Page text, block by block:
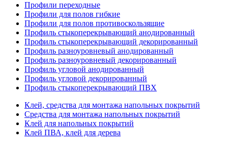
Профили переходные
Профили для полов гибкие
Профили для полов противоскользящие
Профиль стыкоперекрывающий анодированный
Профиль стыкоперекрывающий декорированный
Профиль разноуровневый анодированный
Профиль разноуровневый декорированный
Профиль угловой анодированный
Профиль угловой декорированный
Профиль стыкоперекрывающий ПВХ
Клей, средства для монтажа напольных покрытий
Средства для монтажа напольных покрытий
Клей для напольных покрытий
Клей ПВА, клей для дерева